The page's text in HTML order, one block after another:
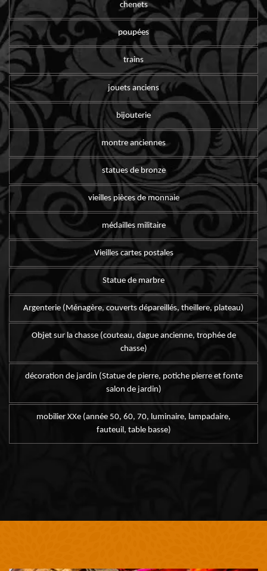
chenets
poupées
trains
jouets anciens
bijouterie
montre anciennes
statues de bronze
vieilles pièces de monnaie
médailles militaire
Vieilles cartes postales
Statue de marbre
Argenterie (Ménagère, couverts dépareillés, theillere, plateau)
Objet sur la chasse (couteau, dague ancienne, trophée de
chasse)
décoration de jardin (Statue de pierre, potiche pierre et fonte
salon de jardin)
mobilier XXe (année 50, 60, 70, luminaire, lampadaire,
fauteuil, table basse)